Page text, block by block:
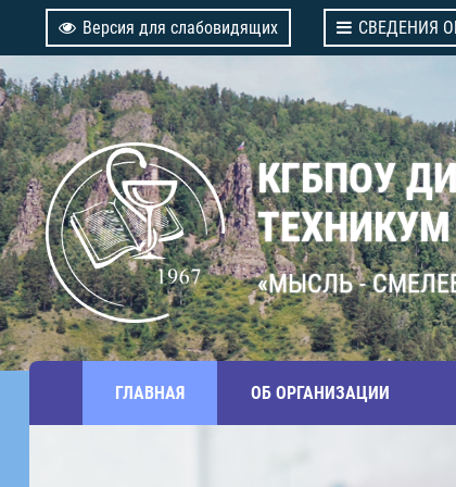
Версия для слабовидящих СВЕДЕНИЯ
КГБПОУ
ТЕХНИКУМ
«МЫСЛЬ -
ГЛАВНАЯ ОБ ОРГАНИЗАЦИИ